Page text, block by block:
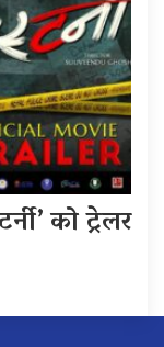
को ट्रेलर